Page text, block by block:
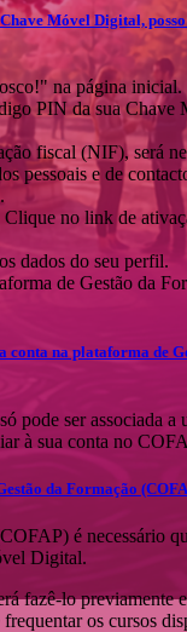
Móvel Digital,
na página inicial.
PIN da sua
fiscal (NIF), será
pessoais e de
Clique no link de
dados do seu perfil.
de Gestão da
conta na plataforma de
pode ser associada
à sua conta no
da Formação
é necessário
Digital.
fazê-lo previamente
os cursos